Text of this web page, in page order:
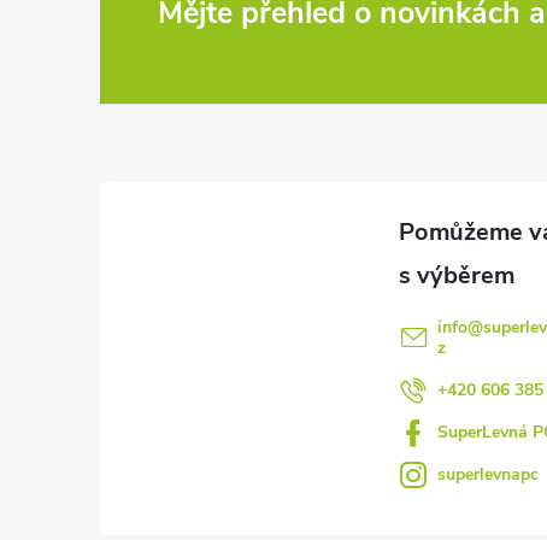
Mějte přehled o novinkách
info@
z
+420 606
SuperLevná
superlevnapc